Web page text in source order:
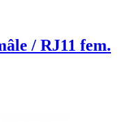
/ RJ11 fem.